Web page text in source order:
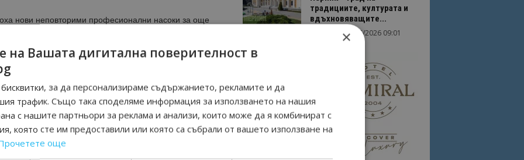
нови неповторими професионални насоки за още
комплекси до природен резерват,
активности, ледена пързалка, „пренесоха“
и във вълшебните спа зони с минерална вода.
директни онлайн резервации TL Booking Engine на
допълнителна такса, промяна до 7 секунди във
Тарифи, и в изключително сътрудничество с
традициите, културата и
вдъхновяващите...
17/06/2026 09:01
×
на Вашата дигитална поверителност в
за да персонализираме съдържанието, рекламите и да
трафик. Също така споделяме информация за използването на нашия
с нашите партньори за реклама и анализи, които може да я комбинират с
която сте им предоставили или която са събрали от вашето използване на
още